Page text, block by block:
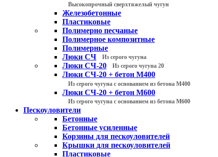
Высокопрочный сверхтяжелый чугун
Железобетонные
Пластиковые
Полимерно песчаные
Полимерное композитные
Полимерные
Люки СЧ
Из серого чугуна
Люки СЧ-20 Из серого чугуна 20
Люки СЧ-20 + бетон М400
Из серого чугуна с основанием из бетона М400
Люки СЧ-20 + бетон М600
Из серого чугуна с основанием из бетона М600
Пескоуловители
Бетонные
Бетонные усиленные
Корзины для пескоуловителей
Крышки для пескоуловителей
Пластиковые